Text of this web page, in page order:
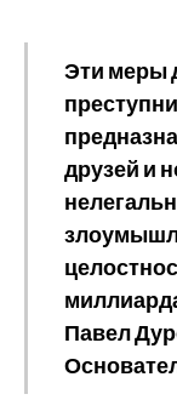
Эти меры
друзей и
Павел